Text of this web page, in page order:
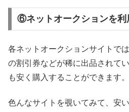
⑥ネットオークションを利
各ネットオークションサイトで
の割引券などが稀に出品されて
も安く購入することができます。
色んなサイトを覗いてみて、安